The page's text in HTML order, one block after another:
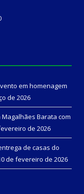
em homenagem
de 2026
Barata com
de 2026
de casas do
de fevereiro de 2026